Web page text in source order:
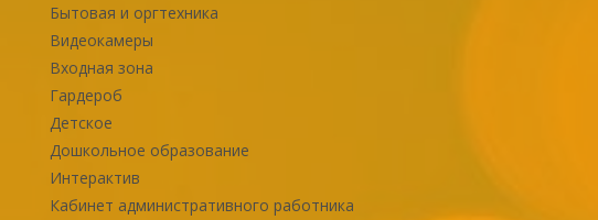
Бытовая и оргтехника
Видеокамеры
Входная зона
Гардероб
Детское
Дошкольное образование
Интерактив
Кабинет административного работника